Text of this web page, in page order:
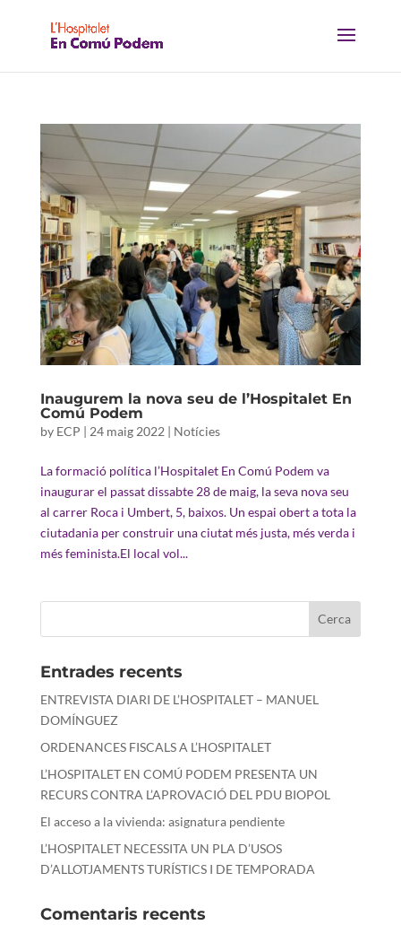
Inaugurem la nova seu de l’Hospitalet En
Comú Podem
by ECP | 24 maig 2022 | Notícies
La formació política l’Hospitalet En Comú Podem va
inaugurar el passat dissabte 28 de maig, la seva nova seu
al carrer Roca i Umbert, 5, baixos. Un espai obert a tota la
ciutadania per construir una ciutat més justa, més verda i
més feminista.El local vol...
Entrades recents
ENTREVISTA DIARI DE L’HOSPITALET – MANUEL
DOMÍNGUEZ
ORDENANCES FISCALS A L’HOSPITALET
L’HOSPITALET EN COMÚ PODEM PRESENTA UN
RECURS CONTRA L’APROVACIÓ DEL PDU BIOPOL
El acceso a la vivienda: asignatura pendiente
L’HOSPITALET NECESSITA UN PLA D’USOS
D’ALLOTJAMENTS TURÍSTICS I DE TEMPORADA
Comentaris recents